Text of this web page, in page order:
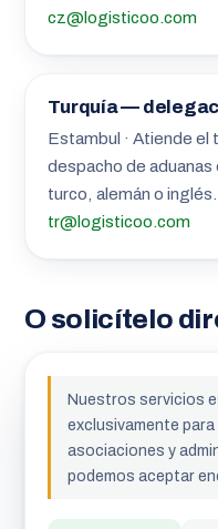
cz@logisticoo.com
Turquía —
Estambul · Atiende el
despacho de
turco, alemán o inglés.
tr@logisticoo.com
O solicítelo
Nuestros servicios
exclusivamente
asociaciones y
podemos aceptar